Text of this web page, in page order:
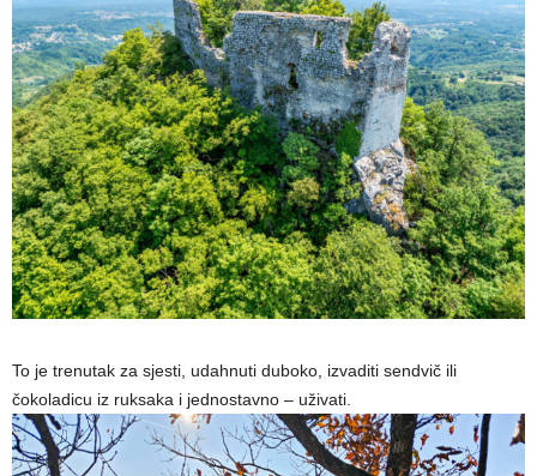
To je trenutak za sjesti, udahnuti duboko, izvaditi sendvič ili
čokoladicu iz ruksaka i jednostavno – uživati.